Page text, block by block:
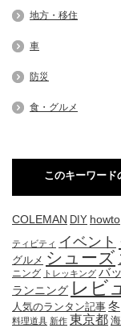
地方・移住
車
防災
食・グルメ
このキーワード
COLEMAN DIY howto
ティビティ イベント
グルメ シューズ
ニング トレッキング バ
ランニング レビ
人気のランタン記事 冬
料理道具 新作 東京都 海